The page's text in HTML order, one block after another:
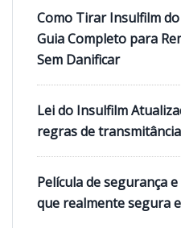
Como Tirar Insulfilm
Guia Completo para
Sem Danificar
Lei do Insulfilm
regras de
Película de segurança
que realmente segura